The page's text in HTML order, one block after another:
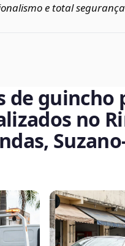
e total
de guincho
no